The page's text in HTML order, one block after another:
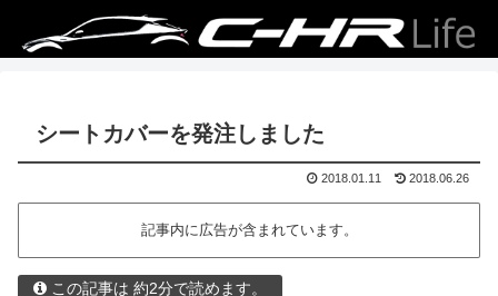
シートカバーを発注しました
2018.01.11 2018.06.26
記事内に広告が含まれています。
この記事は 約2分で読めます。